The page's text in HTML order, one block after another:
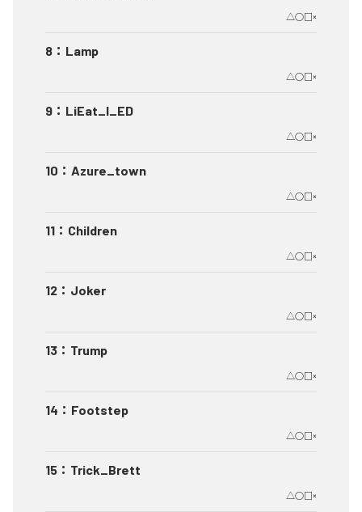
△○□×
8 ： Lamp
△○□×
9 ： LiEat_I_ED
△○□×
10 ： Azure_town
△○□×
11 ： Children
△○□×
12 ： Joker
△○□×
13 ： Trump
△○□×
14 ： Footstep
△○□×
15 ： Trick_Brett
△○□×